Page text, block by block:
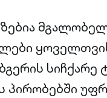
სიჩქარე
პირობებში